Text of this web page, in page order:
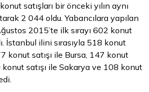
satışları bir önceki yılın aynı
2 044 oldu. Yabancılara yapılan
2015’te ilk sırayı 602 konut
İstanbul ilini sırasıyla 518 konut
konut satışı ile Bursa, 147 konut
konut satışı ile Sakarya ve 108 konut